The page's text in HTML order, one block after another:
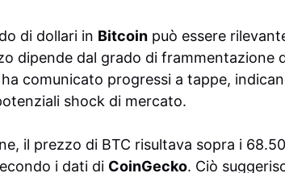
di dollari in Bitcoin può essere
dipende dal grado di frammentazione
ha comunicato progressi a tappe,
shock di mercato.
il prezzo di BTC risultava sopra i
i dati di CoinGecko. Ciò